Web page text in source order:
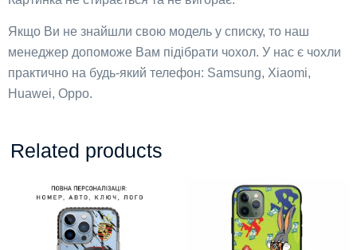
Якщо Ви не знайшли свою модель у списку, то наш
менеджер допоможе Вам підібрати чохол. У нас є чохли
практично на будь-який телефон: Samsung, Xiaomi,
Huawei, Oppo.
Related products